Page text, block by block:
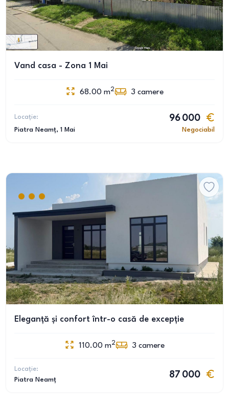
Vand casa - Zona 1 Mai
68.00 m2 3 camere
Locație:
Piatra Neamț, 1 Mai
96 000
Negociabil
Eleganță și confort într-o casă de excepție
110.00 m2 3 camere
Locație:
Piatra Neamț
87 000